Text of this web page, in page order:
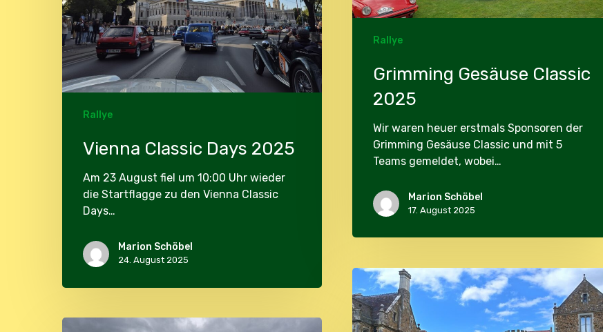
Rallye
Vienna Classic Days 2025
Am 23 August fiel um 10:00 Uhr wieder
die Startflagge zu den Vienna Classic
Days…
Marion Schöbel
24. August 2025
Rallye
Grimming Gesäuse Classic
2025
Wir waren heuer erstmals Sponsoren der
Grimming Gesäuse Classic und mit 5
Teams gemeldet, wobei…
Marion Schöbel
17. August 2025
JDC
National
Day
Weekend
JDOST